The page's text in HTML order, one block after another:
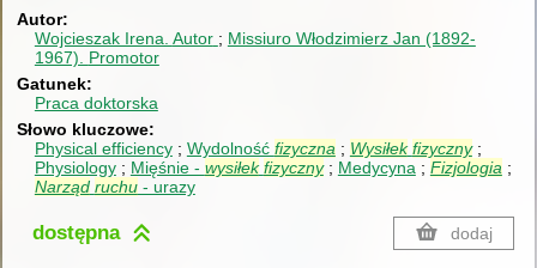
Autor
Wojcieszak Irena. Autor
Missiuro Włodzimierz Jan (1892-
1967). Promotor
Gatunek
Praca doktorska
Słowo kluczowe
Physical efficiency
Wydolność fizyczna Wysiłek fizyczny
Physiology
Mięśnie - wysiłek fizyczny Medycyna
Fizjologia
Narząd ruchu- urazy
dostępna dodaj